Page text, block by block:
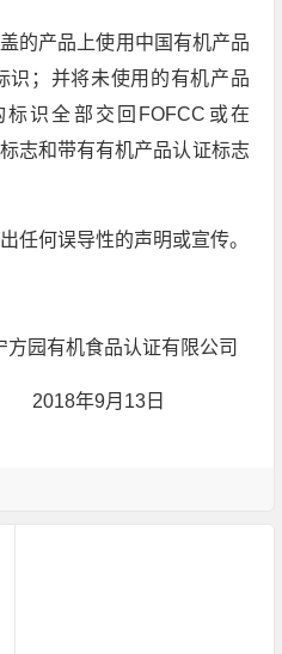
的产品上使用中国有机产品
识；并将未使用的有机产品
识全部交回FOFCC或在
志和带有有机产品认证标志
任何误导性的声明或宣传。
品认证有限公司
13日